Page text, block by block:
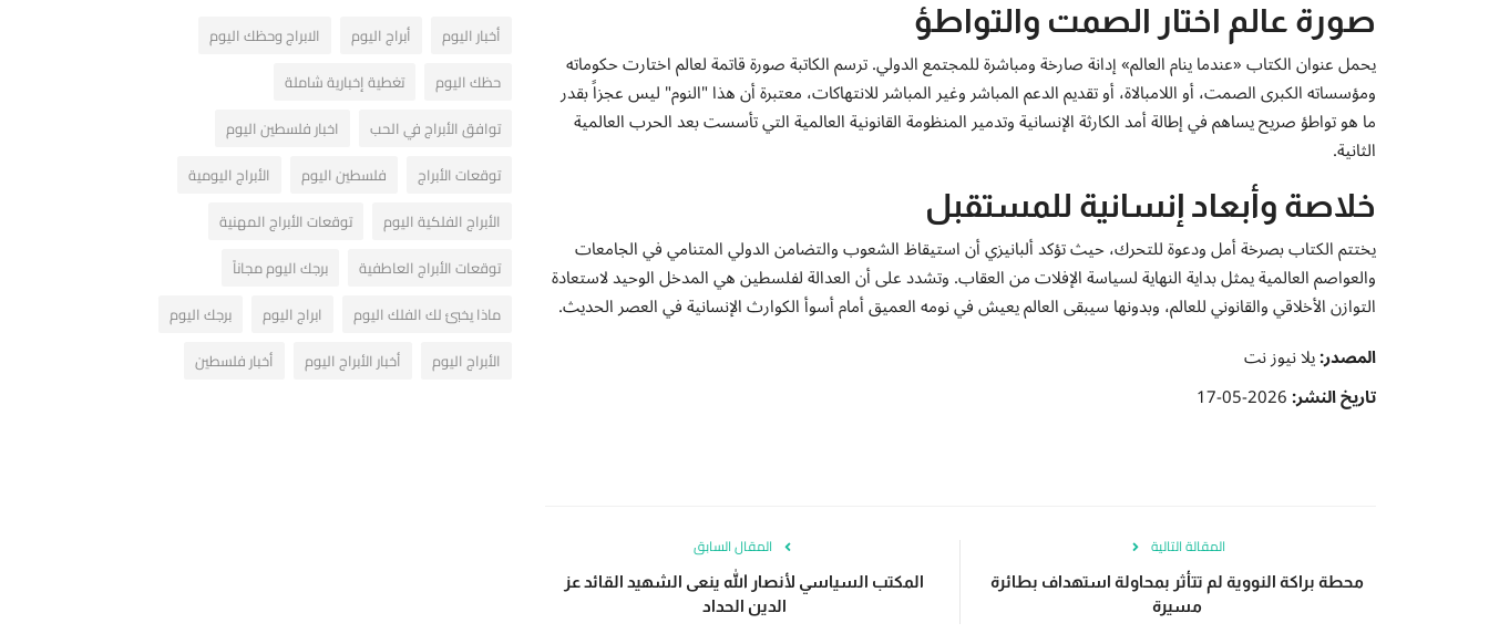
صورة عالم اختار الصمت والتواطؤ
يحمل عنوان الكتاب «عندما ينام العالم» إدانة صارخة ومباشرة للمجتمع الدولي. ترسم الكاتبة صورة قاتمة لعالم اختارت حكوماته
ومؤسساته الكبرى الصمت، أو اللامبالاة، أو تقديم الدعم المباشر وغير المباشر للانتهاكات، معتبرة أن هذا "النوم" ليس عجزاً بقدر
ما هو تواطؤ صريح يساهم في إطالة أمد الكارثة الإنسانية وتدمير المنظومة القانونية العالمية التي تأسست بعد الحرب العالمية
الثانية.
خلاصة وأبعاد إنسانية للمستقبل
يختتم الكتاب بصرخة أمل ودعوة للتحرك، حيث تؤكد ألبانيزي أن استيقاظ الشعوب والتضامن الدولي المتنامي في الجامعات
والعواصم العالمية يمثل بداية النهاية لسياسة الإفلات من العقاب. وتشدد على أن العدالة لفلسطين هي المدخل الوحيد لاستعادة
التوازن الأخلاقي والقانوني للعالم، وبدونها سيبقى العالم يعيش في نومه العميق أمام أسوأ الكوارث الإنسانية في العصر الحديث.
المصدر:يلا نيوز نت
تاريخ النشر:
المقال السابق
المكتب السياسي لأنصار الله ينعى الشهيد القائد عز
الدين الحداد
المقالة التالية
محطة براكة النووية لم تتأثر بمحاولة استهداف بطائرة
مسيرة
أخبار اليوم أبراج اليوم
الابراج وحظك اليوم
حظك اليوم
تغطية إخبارية شاملة
توافق الأبراج في الحب
اخبار فلسطين اليوم
توقعات الأبراج
فلسطين اليوم
الأبراج اليومية
الأبراج الفلكية اليوم
توقعات الأبراج المهنية
توقعات الأبراج العاطفية
برجك اليوم مجاناً
ماذا يخبئ لك الفلك اليوم
ابراج اليوم
برجك اليوم
الأبراج اليوم
أخبار الأبراج اليوم أخبار فلسطين